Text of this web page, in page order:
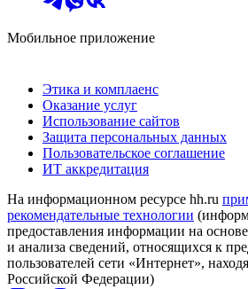
Мобильное приложение
Этика и комплаенс
Оказание услуг
Использование сайтов
Защита персональных данных
Пользовательское соглашение
ИТ аккредитация
На информационном ресурсе hh.ru
рекомендательные технологии
предоставления информации на
и анализа сведений, относящихся к
пользователей сети «Интернет»,
Российской Федерации)